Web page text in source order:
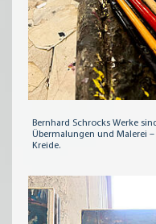
Bernhard Schrocks Werke
Übermalungen und Malerei
Kreide.